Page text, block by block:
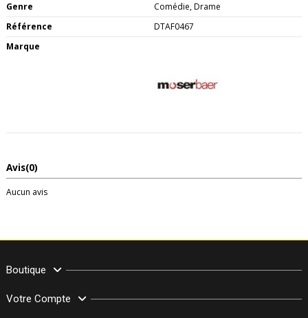
Genre
Comédie, Drame
Référence
DTAF0467
Marque
Avis(0)
Aucun avis
Boutique
Votre Compte